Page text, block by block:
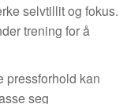
selvtillit og fokus.
trening for å
pressforhold kan
seg